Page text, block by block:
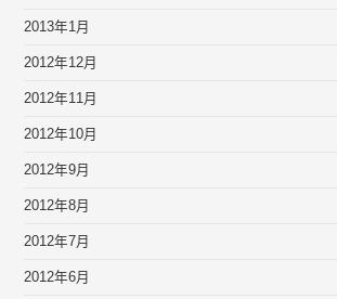
2013年1月
2012年12月
2012年11月
2012年10月
2012年9月
2012年8月
2012年7月
2012年6月